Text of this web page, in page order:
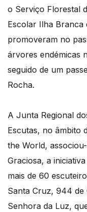
o Serviço Florestal
Escolar Ilha Branca
promoveram no
árvores endémicas
seguido de um
Rocha.
A Junta Regional
Escutas, no âmbito
the World,
Graciosa, a
mais de 60
Santa Cruz, 944 de
Senhora da Luz,